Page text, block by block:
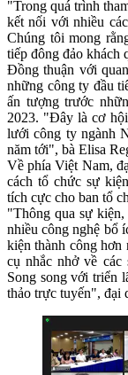
"Trong quá trình
kết nối với nhiều
Chúng tôi mong
tiếp đông đảo khách
Đồng thuận với
những công ty đầu
ấn tượng trước
2023. "Đây là cơ
lưới công ty ngành
năm tới", bà Elisa
Về phía Việt Nam,
cách tổ chức sự
tích cực cho ban tổ
"Thông qua sự
nhiều công nghệ bổ
kiện thành công hơn
cụ nhắc nhở về các
Song song với triển
thảo trực tuyến", đại